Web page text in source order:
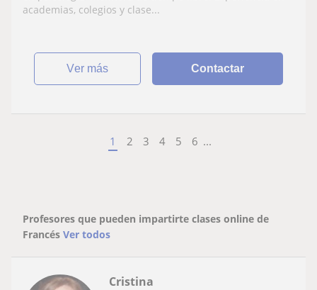
academias, colegios y clase...
ver más Contactar
1 2 3 4 5 6 ...
Profesores que pueden impartirte clases online de
Francés Ver todos
Cristina